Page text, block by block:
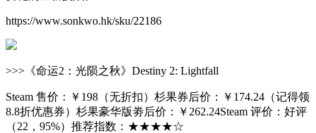
https://www.sonkwo.hk/sku/22186
>>>《命运2：光陨之秋》Destiny 2: Lightfall
Steam 售价：￥198（无折扣）杉果券后价：￥174.24（记得领
8.8折优惠券）杉果豪华版劵后价：￥262.24Steam 评价：好评
（22，95%）推荐指数：★★★★☆